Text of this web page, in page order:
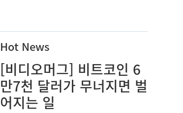
Hot News
[비디오머그] 비트코인 6
만7천 달러가 무너지면 벌
어지는 일